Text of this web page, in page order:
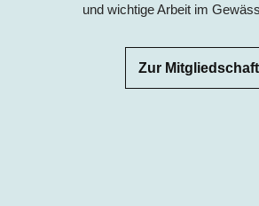
und wichtige Arbeit im
Zur Mitgliedschaft